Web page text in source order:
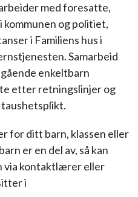
med foresatte,
kommunen og politiet,
i Familiens hus i
Samarbeid
enkeltbarn
etter retningslinjer og
for ditt barn, klassen eller
er en del av, så kan
via kontaktlærer eller
i